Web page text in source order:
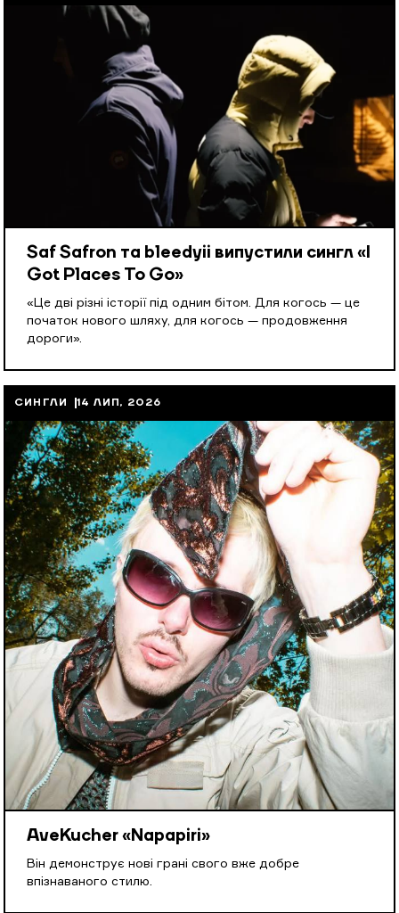
Saf Safron та bleedyii випустили сингл «I
Got Places To Go»
«Це дві різні історії під одним бітом. Для когось — це
початок нового шляху, для когось — продовження
дороги».
СИНГЛИ 14 ЛИП, 2026
AveKucher «Napapiri»
Він демонструє нові грані свого вже добре
впізнаваного стилю.